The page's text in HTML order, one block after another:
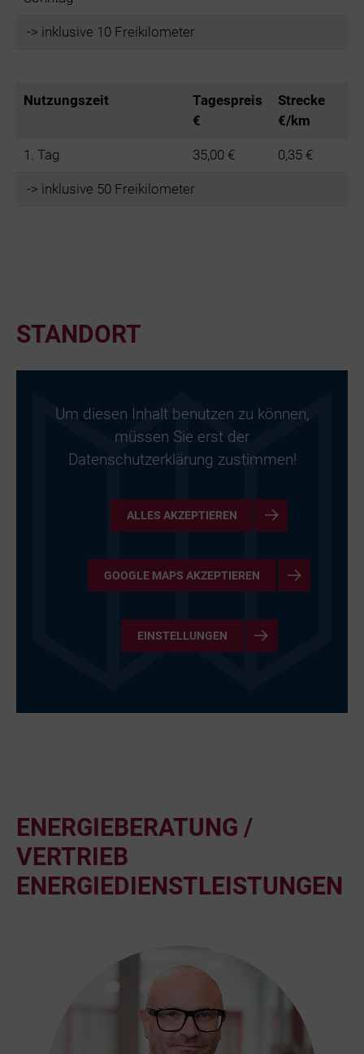
-> inklusive 10 Freikilometer
Nutzungszeit
Tagespreis
€
Strecke
€/km
1. Tag 35,00 € 0,35 €
-> inklusive 50 Freikilometer
STANDORT
Um diesen Inhalt benutzen zu können,
müssen Sie erst der
Datenschutzerklärung zustimmen!
ALLES AKZEPTIEREN
GOOGLE MAPS AKZEPTIEREN
EINSTELLUNGEN
ENERGIEBERATUNG /
VERTRIEB
ENERGIEDIENSTLEISTUNGEN